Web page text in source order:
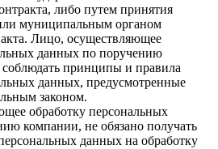
либо путем принятия
муниципальным органом
Лицо, осуществляющее
данных по поручению
соблюдать принципы и правила
данных, предусмотренные
законом.
обработку персональных
компании, не обязано получать
данных на обработку